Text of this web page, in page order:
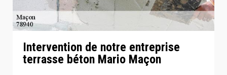
Intervention de notre entreprise
terrasse béton Mario Maçon